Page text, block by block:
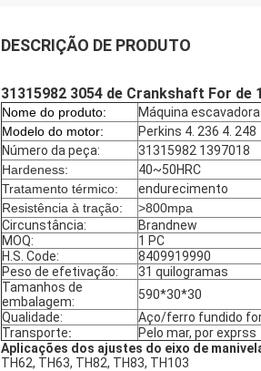
DESCRIÇÃO DE PRODUTO
31315982 3054 de Crankshaft For de
Nome do produto:
Máquina
Modelo do motor:
Perkins 4. 236 4. 248
Número da peça:
31315982 1397018
Hardeness:
40~50HRC
Tratamento térmico:
endurecimento
Resistência à tração:
>800mpa
Circunstância:
Brandnew
MOQ:
1 PC
H.S. Code:
8409919990
Peso de efetivação:
31 quilogramas
Tamanhos de
embalagem:
590*30*30
Qualidade:
Aço/ferro fundido
Transporte:
Pelo mar, por exprss
Aplicações dos ajustes do eixo de
TH62, TH63, TH82, TH83, TH103